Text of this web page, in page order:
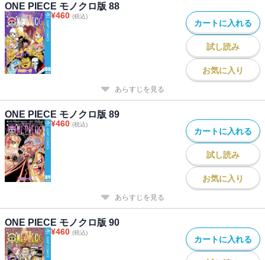
ONE PIECE モノクロ版 88
¥460 (税込)
カートに入れる
試し読み
お気に入り
あらすじを見る
ONE PIECE モノクロ版 89
¥460 (税込)
カートに入れる
試し読み
お気に入り
あらすじを見る
ONE PIECE モノクロ版 90
¥460 (税込)
カートに入れる